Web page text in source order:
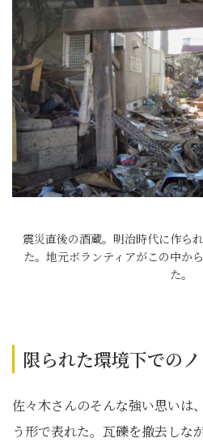
震災直後の酒蔵。明治時代に作ら
た。地元ボランティアがこの中か
た。
限られた環境下での
佐々木さんのそんな強い思いは
う形で表れた。瓦礫を撤去しな